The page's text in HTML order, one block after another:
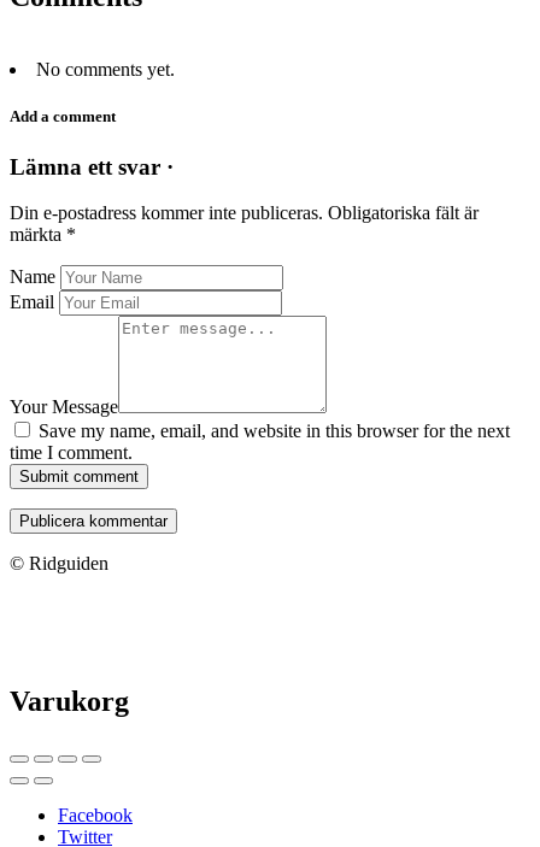
No comments yet.
Add a comment
Lämna ett svar ·
Din e-postadress kommer inte publiceras. Obligatoriska fält är
märkta *
Name
Email
Your Message
Save my name, email, and website in this browser for the next
time I comment.
Submit comment
© Ridguiden
Varukorg
Facebook
Twitter